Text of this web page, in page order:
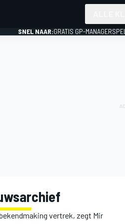
SNEL NAAR:GRATIS GP-MANAGERSPEL
vertrek, zegt Mir